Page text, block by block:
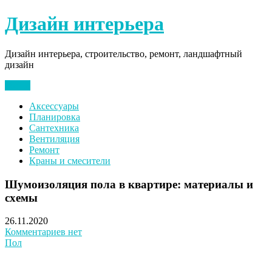
Перейти
к
Дизайн интерьера
Дизайн интерьера, строительство, ремонт, ландшафтный
дизайн
Аксессуары
Планировка
Сантехника
Вентиляция
Ремонт
Краны и смесители
Шумоизоляция пола в квартире: материалы и
схемы
26.11.2020
Комментариев нет
Пол